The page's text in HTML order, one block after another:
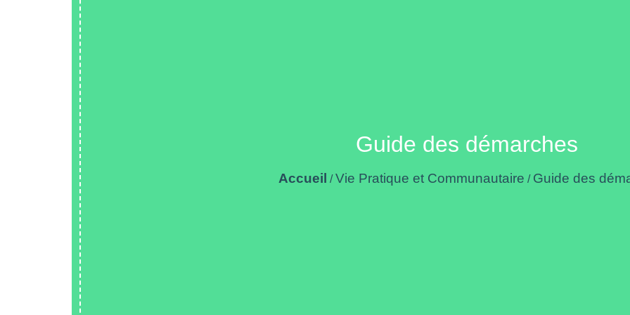
Guide des démarches
Accueil /Vie Pratique et Communautaire / Guide des